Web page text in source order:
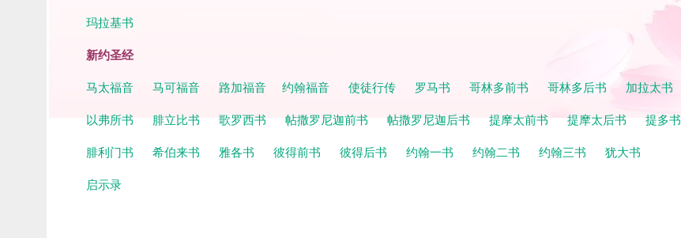
玛拉基书
新约圣经
马太福音 马可福音 路加福音 约翰福音 使徒行传 罗马书 哥林多前书 哥林多后书
加拉太书
以弗所书
腓立比书 歌罗西书 帖撒罗尼迦前书 帖撒罗尼迦后书 提摩太前书 提摩太后书
提多书
腓利门书
希伯来书 雅各书 彼得前书 彼得后书 约翰一书 约翰二书 约翰三书
犹大书
启示录